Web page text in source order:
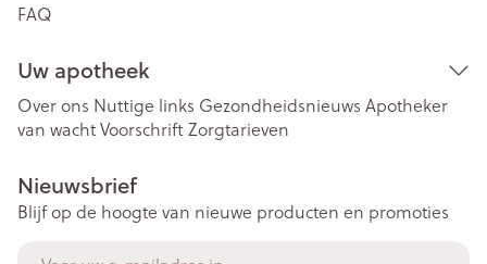
FAQ
Uw apotheek
Over ons Nuttige links Gezondheidsnieuws Apotheker
van wachtVoorschriftZorgtarieven
Nieuwsbrief
Blijf op de hoogte van nieuwe producten en promoties